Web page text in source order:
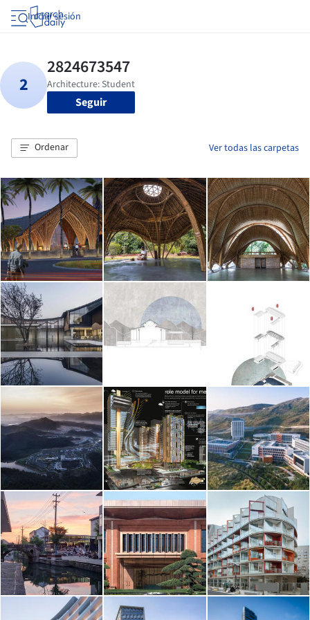
Iniciar sesión
Seguir
Ordenar Ver todas las carpetas